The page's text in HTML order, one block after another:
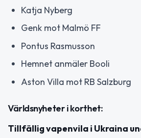
Katja Nyberg
Genk mot Malmö FF
Pontus Rasmusson
Hemnet anmäler Booli
Aston Villa mot RB Salzburg
Världsnyheter i korthet:
Tillfällig vapenvila i Ukraina